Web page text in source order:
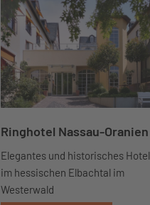
Ringhotel Nassau-Oranien
Elegantes und historisches Hotel
im hessischen Elbachtal im
Westerwald